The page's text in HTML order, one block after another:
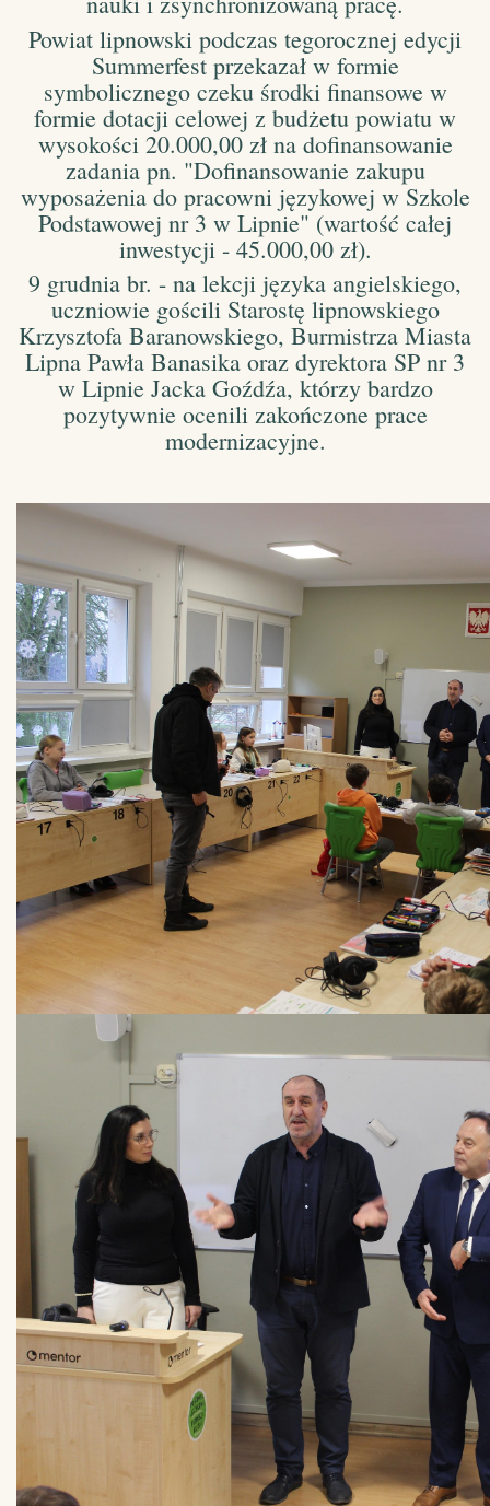
Powiat lipnowski podczas tegorocznej edycji
Summerfest przekazał w formie
symbolicznego czeku środki finansowe w
formie dotacji celowej z budżetu powiatu w
wysokości 20.000,00 zł na dofinansowanie
zadania pn. "Dofinansowanie zakupu
wyposażenia do pracowni językowej w Szkole
Podstawowej nr 3 w Lipnie" (wartość całej
inwestycji - 45.000,00 zł).
9 grudnia br. - na lekcji języka angielskiego,
uczniowie gościli Starostę lipnowskiego
Krzysztofa Baranowskiego, Burmistrza Miasta
Lipna Pawła Banasika oraz dyrektora SP nr 3
w Lipnie Jacka Goźdźa, którzy bardzo
pozytywnie ocenili zakończone prace
modernizacyjne.